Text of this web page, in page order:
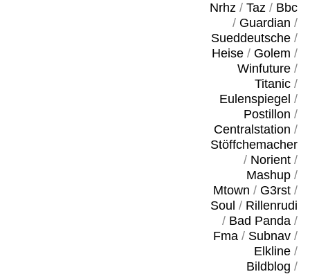
Nrhz/ Taz/ Bbc
/ Guardian /
Sueddeutsche/
Heise/ Golem /
Winfuture/
Titanic/
Eulenspiegel /
Postillon /
Centralstation /
Stöffchemacher
/ Norient/
Mashup/
Mtown / G3rst/
Soul / Rillenrudi
/ Bad Panda/
Fma/ Subnav/
Elkline/
Bildblog /